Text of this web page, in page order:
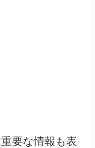
要な情報も表